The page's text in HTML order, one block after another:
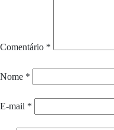
Comentário *
Nome *
E-mail *